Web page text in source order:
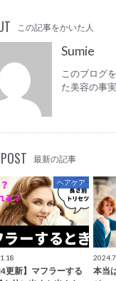
この記事をかいた人
Sumie
このブログ
た美容の事
最新の記事
ヘアケア
更新】マフラーする
本当